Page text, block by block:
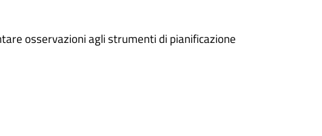
osservazioni agli strumenti di pianificazione